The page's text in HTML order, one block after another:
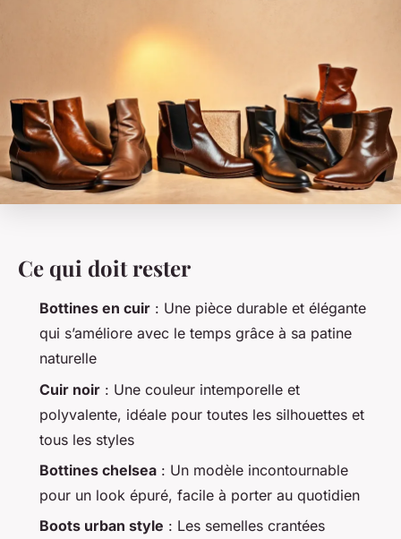
Ce qui doit rester
Bottines en cuir : Une pièce durable et élégante
qui s’améliore avec le temps grâce à sa patine
naturelle
Cuir noir : Une couleur intemporelle et
polyvalente, idéale pour toutes les silhouettes et
tous les styles
Bottines chelsea : Un modèle incontournable
pour un look épuré, facile à porter au quotidien
Boots urban style : Les semelles crantées